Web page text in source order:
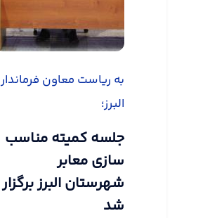
به ریاست معاون فرماندار
البرز؛
جلسه کمیته مناسب
سازی معابر
شهرستان البرز برگزار
شد